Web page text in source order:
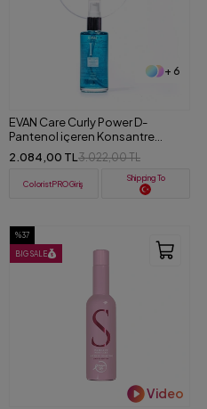
+ 6
EVAN Care Curly Power D-
Pantenol içeren Konsantre
Serum 65 ml
2.084,00 TL 3.022,00 TL
ColoristPRO Giriş
Shipping To
%37
BIG SALE
Video